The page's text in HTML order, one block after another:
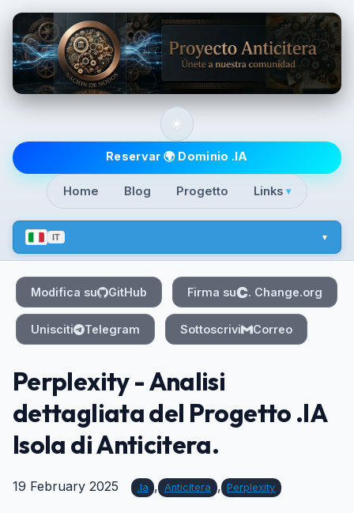
Top level
Home Blog Progetto Links ▾
IT
☀️
Reservar 🌍 Dominio .IA
Modifica su GitHub Firma su . Change.org
Unisciti Telegram Sottoscrivi Correo
Perplexity - Analisi
dettagliata del Progetto .IA
Isola di Anticitera.
19 February 2025 .ia , Anticitera , Perplexity